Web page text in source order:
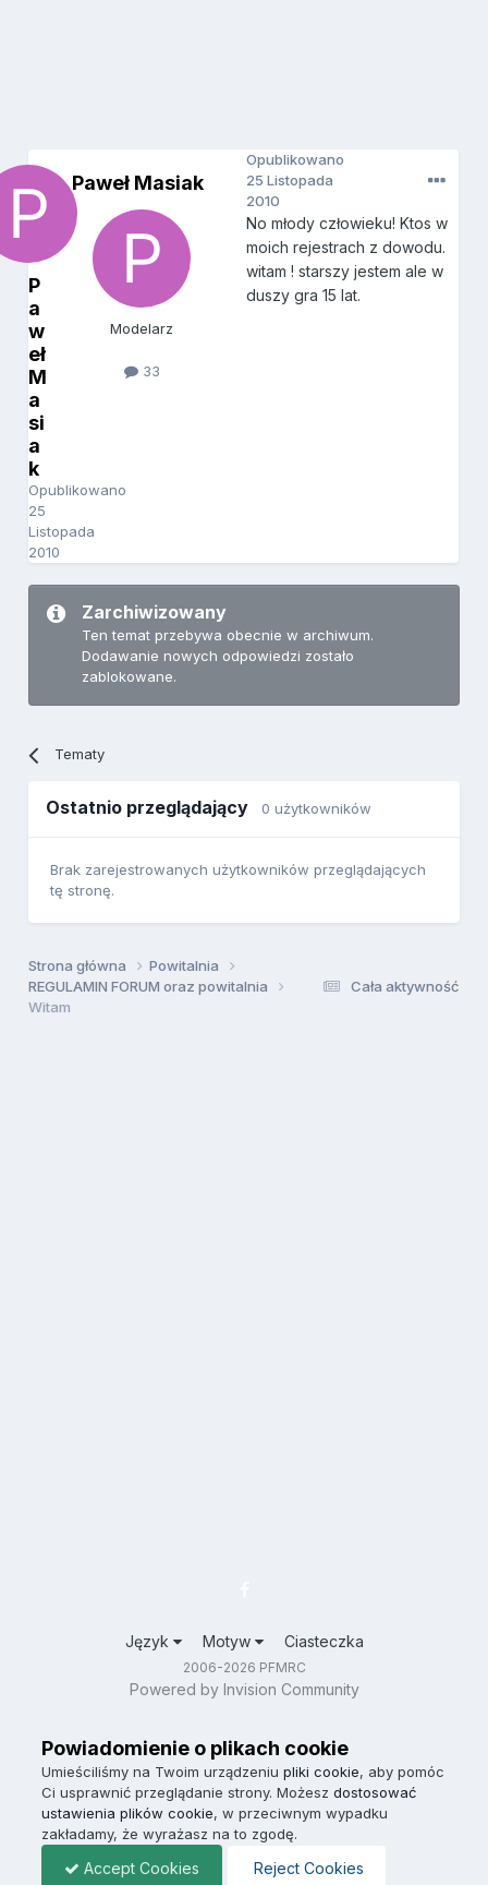
P
a
w
eł
M
a
si
a
k
Opublikowano
25
Listopada
2010
Paweł Masiak
Modelarz
33
Opublikowano
25 Listopada
2010
No młody człowieku! Ktos w
moich rejestrach z dowodu.
witam ! starszy jestem ale w
duszy gra 15 lat.
Zarchiwizowany
Ten temat przebywa obecnie w archiwum.
Dodawanie nowych odpowiedzi zostało
zablokowane.
Tematy
Ostatnio przeglądający 0 użytkowników
Brak zarejestrowanych użytkowników przeglądających
tę stronę.
Cała aktywność
Strona główna
Powitalnia
REGULAMIN FORUM oraz powitalnia
Witam
Język Motyw Ciasteczka
2006-2026 PFMRC
Powered by Invision Community
Powiadomienie o plikach cookie
Umieściliśmy na Twoim urządzeniu pliki cookie, aby pomóc
Ci usprawnić przeglądanie strony. Możesz dostosować
ustawienia plików cookie, w przeciwnym wypadku
zakładamy, że wyrażasz na to zgodę.
Accept Cookies Reject Cookies